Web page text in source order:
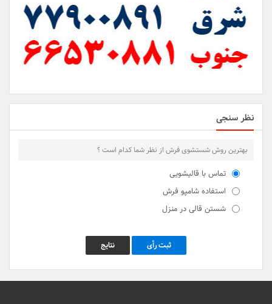
نظر سنجی
بهترین روش شستشوی فرش از نظر شما کدام است ؟
تماس با قالیشویی
استفاده شامپو فرش
شستن قالی در منزل
ثبت رأی نتایج